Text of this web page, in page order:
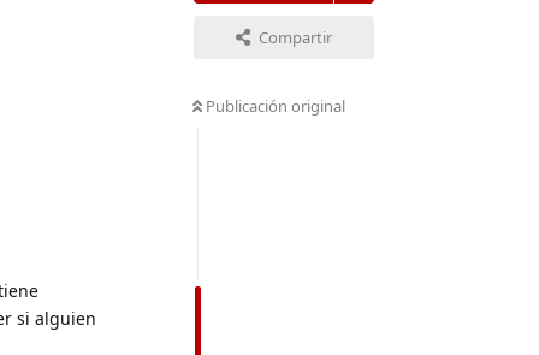
Compartir
Publicación original
si alguien